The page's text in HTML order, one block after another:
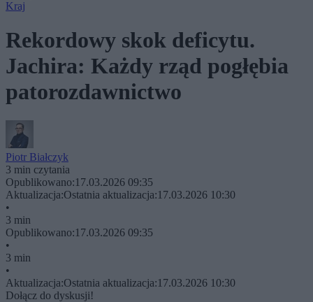
Kraj
Rekordowy skok deficytu.
Jachira: Każdy rząd pogłębia
patorozdawnictwo
Piotr Białczyk
3 min czytania
Opublikowano:17.03.2026 09:35
Aktualizacja:Ostatnia aktualizacja:17.03.2026 10:30
•
3 min
Opublikowano:17.03.2026 09:35
•
3 min
•
Aktualizacja:Ostatnia aktualizacja:17.03.2026 10:30
Dołącz do dyskusji!